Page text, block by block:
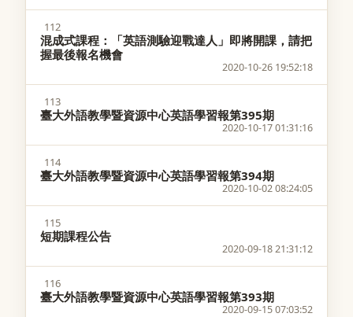
112
混成式課程：「英語測驗迎戰達人」即將開課，請把
握最後報名機會
2020-10-26 19:52:18
113
臺大外語教學暨資源中心英語學習報第395期
2020-10-17 01:31:16
114
臺大外語教學暨資源中心英語學習報第394期
2020-10-02 08:24:05
115
短期課程公告
2020-09-18 21:31:12
116
臺大外語教學暨資源中心英語學習報第393期
2020-09-15 07:03:52